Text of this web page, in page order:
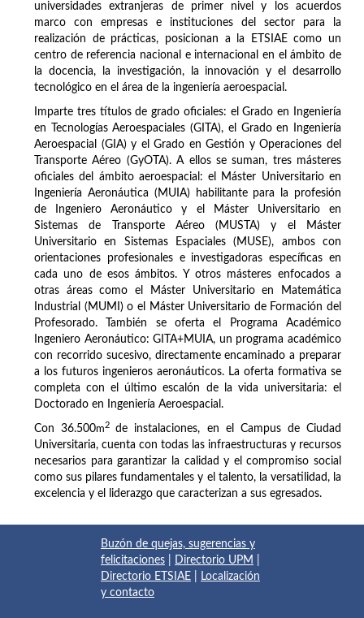
universidades extranjeras de primer nivel y los acuerdos
marco con empresas e instituciones del sector para la
realización de prácticas, posicionan a la ETSIAE como un
centro de referencia nacional e internacional en el ámbito de
la docencia, la investigación, la innovación y el desarrollo
tecnológico en el área de la ingeniería aeroespacial.
Imparte tres títulos de grado oficiales: el Grado en Ingeniería
en Tecnologías Aeroespaciales (GITA), el Grado en Ingeniería
Aeroespacial (GIA) y el Grado en Gestión y Operaciones del
Transporte Aéreo (GyOTA). A ellos se suman, tres másteres
oficiales del ámbito aeroespacial: el Máster Universitario en
Ingeniería Aeronáutica (MUIA) habilitante para la profesión
de Ingeniero Aeronáutico y el Máster Universitario en
Sistemas de Transporte Aéreo (MUSTA) y el Máster
Universitario en Sistemas Espaciales (MUSE), ambos con
orientaciones profesionales e investigadoras específicas en
cada uno de esos ámbitos. Y otros másteres enfocados a
otras áreas como el Máster Universitario en Matemática
Industrial (MUMI) o el Máster Universitario de Formación del
Profesorado. También se oferta el Programa Académico
Ingeniero Aeronáutico: GITA+MUIA, un programa académico
con recorrido sucesivo, directamente encaminado a preparar
a los futuros ingenieros aeronáuticos. La oferta formativa se
completa con el último escalón de la vida universitaria: el
Doctorado en Ingeniería Aeroespacial.
Con 36.500m2
de instalaciones, en el Campus de Ciudad
Universitaria, cuenta con todas las infraestructuras y recursos
necesarios para garantizar la calidad y el compromiso social
como sus pilares fundamentales y el talento, la versatilidad, la
excelencia y el liderazgo que caracterizan a sus egresados.
Buzón de quejas, sugerencias y
felicitaciones
Directorio UPM
Directorio ETSIAE
Localización
y contacto